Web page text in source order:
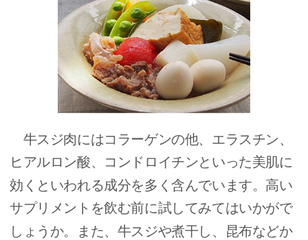
牛スジ肉にはコラーゲンの他、エラスチン、
ヒアルロン酸、コンドロイチンといった美肌に
効くといわれる成分を多く含んでいます。高い
サプリメントを飲む前に試してみてはいかがで
しょうか。また、牛スジや煮干し、昆布などか